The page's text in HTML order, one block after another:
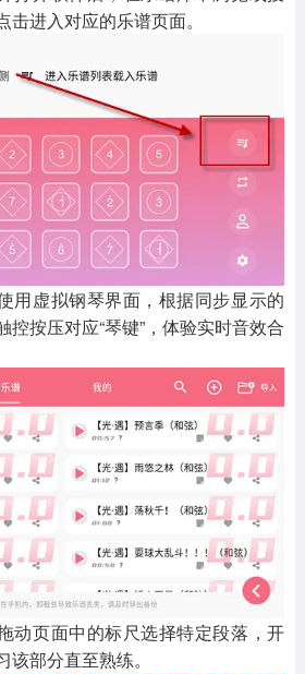
进入对应的乐谱页面。
用虚拟钢琴界面，根据同步显示的
控按压对应“琴键”，体验实时音效合
动页面中的标尺选择特定段落，开
部分直至熟练。